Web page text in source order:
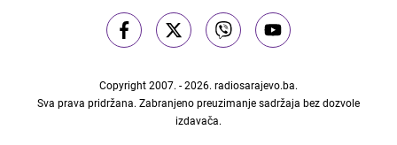
Copyright 2007. - 2026. radiosarajevo.ba.
Sva prava pridržana. Zabranjeno preuzimanje sadržaja bez dozvole
izdavača.